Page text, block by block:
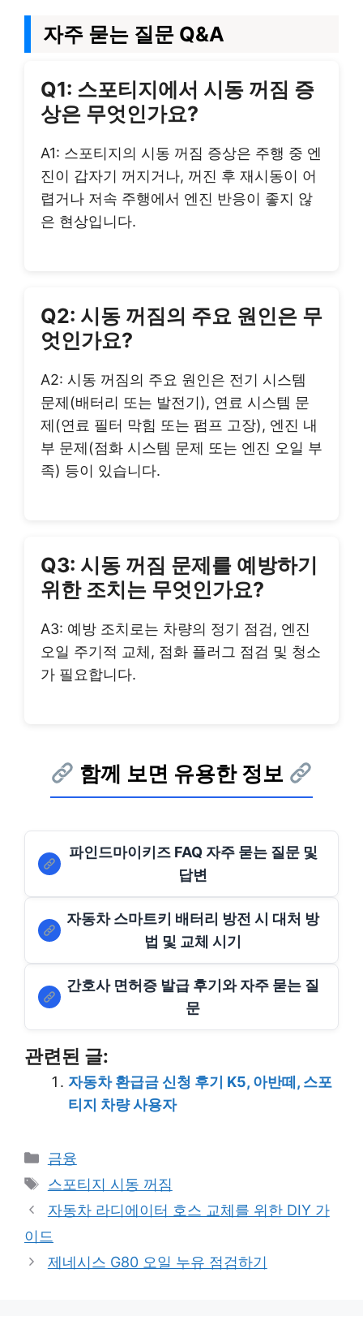
자주 묻는 질문 Q&A
Q1: 스포티지에서 시동 꺼짐 증
상은 무엇인가요?
A1: 스포티지의 시동 꺼짐 증상은 주행 중 엔
진이 갑자기 꺼지거나, 꺼진 후 재시동이 어
렵거나 저속 주행에서 엔진 반응이 좋지 않
은 현상입니다.
Q2: 시동 꺼짐의 주요 원인은 무
엇인가요?
A2: 시동 꺼짐의 주요 원인은 전기 시스템
문제(배터리 또는 발전기), 연료 시스템 문
제(연료 필터 막힘 또는 펌프 고장), 엔진 내
부 문제(점화 시스템 문제 또는 엔진 오일 부
족) 등이 있습니다.
Q3: 시동 꺼짐 문제를 예방하기
위한 조치는 무엇인가요?
A3: 예방 조치로는 차량의 정기 점검, 엔진
오일 주기적 교체, 점화 플러그 점검 및 청소
가 필요합니다.
함께 보면 유용한 정보
파인드마이키즈 FAQ 자주 묻는 질문 및
답변
자동차 스마트키 배터리 방전 시 대처 방
법 및 교체 시기
간호사 면허증 발급 후기와 자주 묻는 질
문
관련된 글:
자동차 환급금 신청 후기 K5, 아반떼, 스포
티지 차량 사용자
Categories
금융
Tags
스포티지 시동 꺼짐
자동차 라디에이터 호스 교체를 위한 DIY 가
이드
제네시스 G80 오일 누유 점검하기